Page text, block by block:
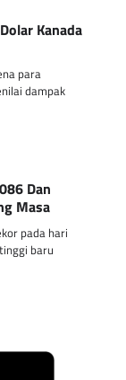
Kanada
para
dampak
Dan
Masa
pada hari
baru